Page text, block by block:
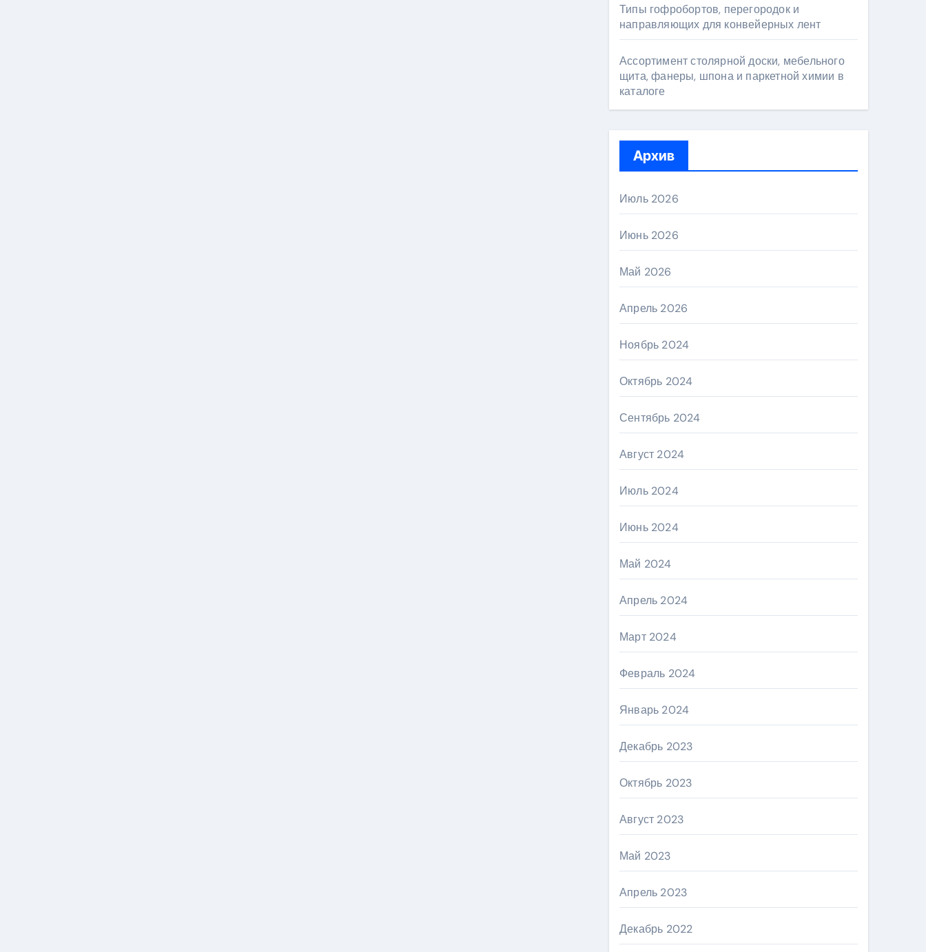
Типы гофробортов, перегородок и
направляющих для конвейерных лент
Ассортимент столярной доски, мебельного
щита, фанеры, шпона и паркетной химии в
каталоге
Архив
Июль 2026
Июнь 2026
Май 2026
Апрель 2026
Ноябрь 2024
Октябрь 2024
Сентябрь 2024
Август 2024
Июль 2024
Июнь 2024
Май 2024
Апрель 2024
Март 2024
Февраль 2024
Январь 2024
Декабрь 2023
Октябрь 2023
Август 2023
Май 2023
Апрель 2023
Декабрь 2022